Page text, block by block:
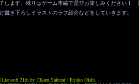
します。残りはゲーム本編で是非お楽しみください！
書き下ろしイラストのラフ紹介などをしていきます。
Liar-soft 21th by Hikaru Sakurai / Ryuko Oishi.